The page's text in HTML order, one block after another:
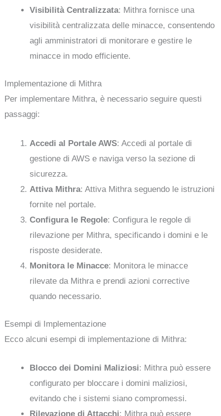
Visibilità Centralizzata: Mithra fornisce una
visibilità centralizzata delle minacce, consentendo
agli amministratori di monitorare e gestire le
minacce in modo efficiente.
Implementazione di Mithra
Per implementare Mithra, è necessario seguire questi
passaggi:
Accedi al Portale AWS: Accedi al portale di
gestione di AWS e naviga verso la sezione di
sicurezza.
Attiva Mithra: Attiva Mithra seguendo le istruzioni
fornite nel portale.
Configura le Regole: Configura le regole di
rilevazione per Mithra, specificando i domini e le
risposte desiderate.
Monitora le Minacce: Monitora le minacce
rilevate da Mithra e prendi azioni corrective
quando necessario.
Esempi di Implementazione
Ecco alcuni esempi di implementazione di Mithra:
Blocco dei Domini Maliziosi: Mithra può essere
configurato per bloccare i domini maliziosi,
evitando che i sistemi siano compromessi.
Rilevazione di Attacchi: Mithra può essere